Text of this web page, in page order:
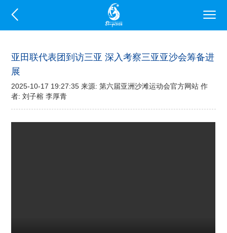
亚田联代表团到访三亚 深入考察三亚亚沙会筹备进
展
2025-10-17 19:27:35 来源: 第六届亚洲沙滩运动会官方网站 作
者: 刘子榕 李厚青